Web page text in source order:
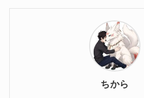
ちから